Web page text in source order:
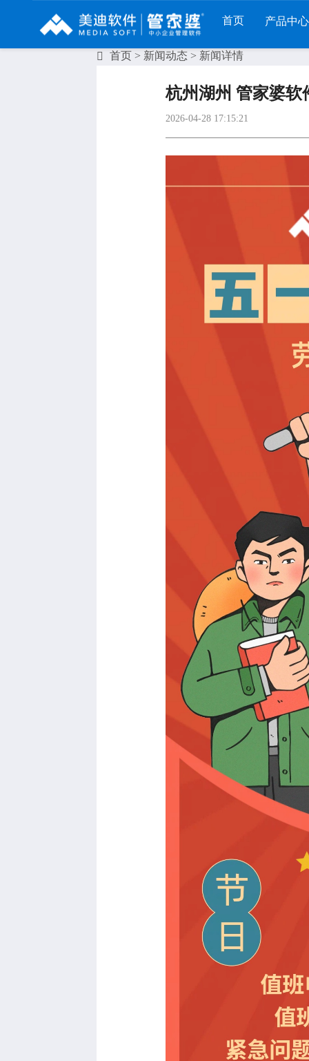
首页 产品中心
管家婆分销ERP A8
管家婆分销ERP V3
管家婆分销ERP V1
管家婆服装DRP
管家婆服装SII
管家婆服装普及版
首页 > 新闻动态 > 新闻详情
杭州湖州 管家婆软
2026-04-28 17:15:21